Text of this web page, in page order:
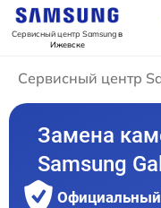
Сервисный центр Samsungв
Ижевске
Сервисный центр
Замена
Samsung
Официальный